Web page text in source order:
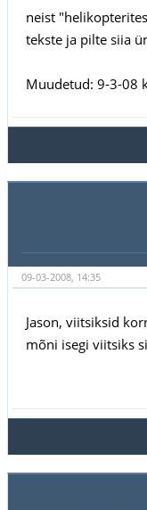
neist
tekste ja pilte siia
Muudetud: 9-3-08
09-03-2008, 14:35
Jason, viitsiksid
mõni isegi viitsiks